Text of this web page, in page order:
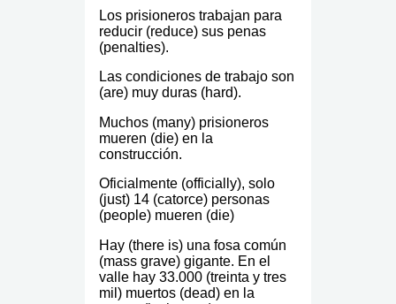
Los prisioneros trabajan para
reducir (reduce) sus penas
(penalties).
Las condiciones de trabajo son
(are) muy duras (hard).
Muchos (many) prisioneros
mueren (die) en la
construcción.
Oficialmente (officially), solo
(just) 14 (catorce) personas
(people) mueren (die)
Hay (there is) una fosa común
(mass grave) gigante. En el
valle hay 33.000 (treinta y tres
mil) muertos (dead) en la